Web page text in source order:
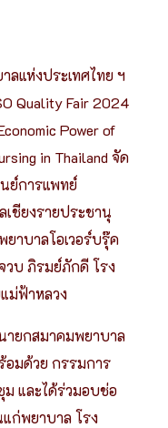
แห่งประเทศไทย ฯ
Quality Fair 2024
Power of
in Thailand จัด
ย์การแพทย์
ชียงรายประชานุ
ยาบาลโอเวอร์บรุ๊ค
วบ ภิรมย์ภักดี โรง
ม่ฟ้าหลวง
ายกสมาคมพยาบาล
อมด้วย กรรมการ
ม และได้ร่วมอบช่อ
ก่พยาบาล โรง